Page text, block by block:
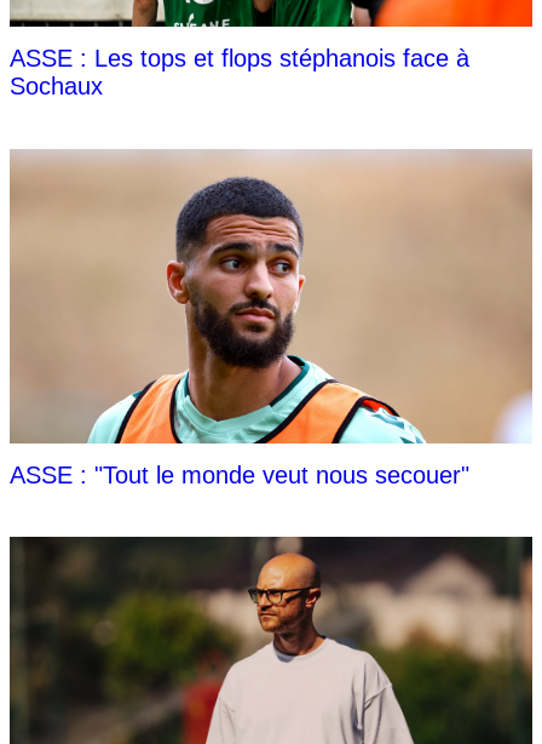
ASSE : Les tops et flops stéphanois face à
Sochaux
ASSE : "Tout le monde veut nous secouer"